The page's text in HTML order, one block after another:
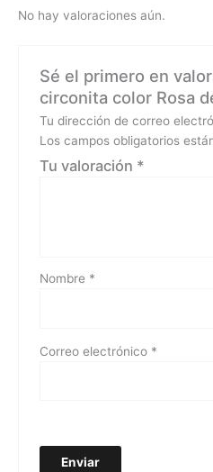
No hay valoraciones aún.
Sé el primero en
circonita color Rosa
Tu dirección de correo
Los campos obligatorios
Tu valoración *
Nombre *
Correo electrónico *